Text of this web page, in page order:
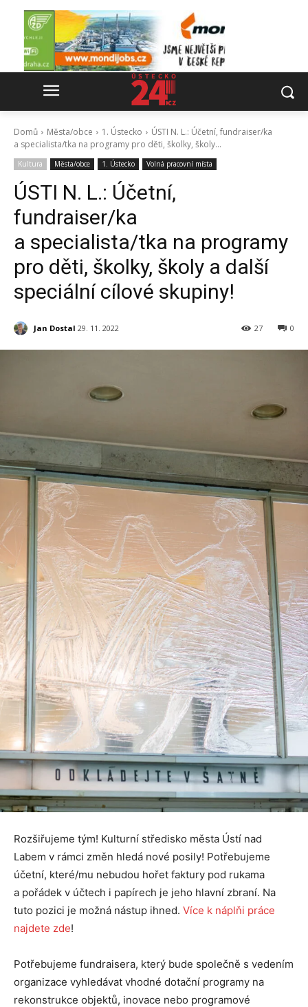
Domů Města/obce 1. Ústecko
ÚSTI N. L.: Účetní, fundraiser/ka
a specialista/tka na programy pro děti, školky, školy...
Kultura Města/obce 1. Ústecko Volná pracovní místa
ÚSTI N. L.: Účetní,
fundraiser/ka
a specialista/tka na programy
pro děti, školky, školy a další
speciální cílové skupiny!
Jan Dostal 29. 11. 2022 0
27
Rozšiřujeme tým! Kulturní středisko města Ústí nad
Labem v rámci změn hledá nové posily! Potřebujeme
účetní, které/mu nebudou hořet faktury pod rukama
a pořádek v účtech i papírech je jeho hlavní zbraní. Na
tuto pozici je možná nástup ihned. Více k náplňi práce
najdete zde!
Potřebujeme fundraisera, který bude společně s vedením
organizace vyhledávat vhodné dotační programy na
rekonstrukce objektů, inovace nebo programové